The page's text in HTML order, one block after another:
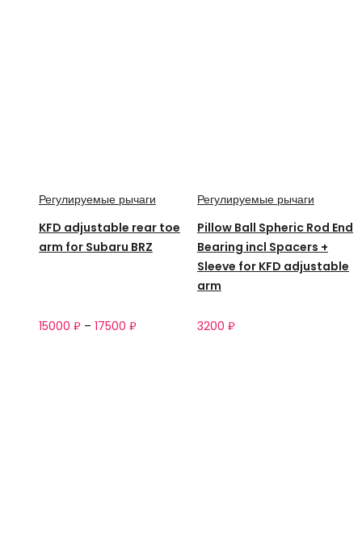
Регулируемые рычаги
KFD adjustable rear toe
arm for Subaru BRZ
15000 ₽ – 17500 ₽
Регулируемые рычаги
Pillow Ball Spheric Rod End
Bearing incl Spacers +
Sleeve for KFD adjustable
arm
3200 ₽